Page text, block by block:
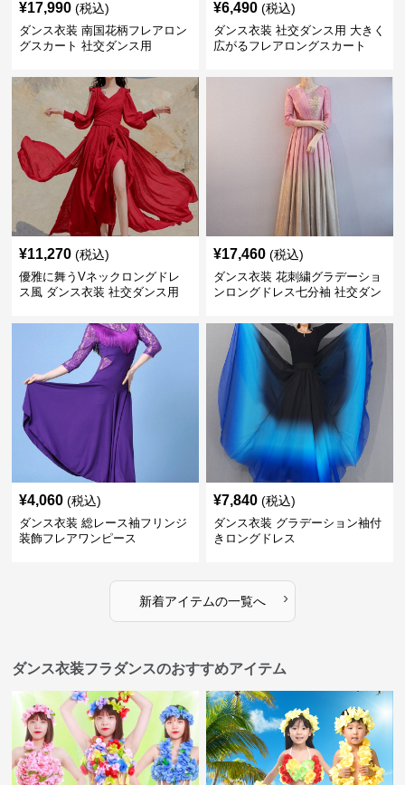
¥17,990 (税込)
ダンス衣装 南国花柄フレアロン
グスカート 社交ダンス用
¥6,490 (税込)
ダンス衣装 社交ダンス用 大きく
広がるフレアロングスカート
¥11,270 (税込)
優雅に舞うVネックロングドレ
ス風 ダンス衣装 社交ダンス用
¥17,460 (税込)
ダンス衣装 花刺繍グラデーショ
ンロングドレス七分袖 社交ダン
¥4,060 (税込)
ダンス衣装 総レース袖フリンジ
装飾フレアワンピース
¥7,840 (税込)
ダンス衣装 グラデーション袖付
きロングドレス
新着アイテムの一覧へ ›
ダンス衣装フラダンスのおすすめアイテム